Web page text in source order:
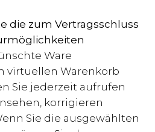
die zum Vertragsschluss
Ware
virtuellen Warenkorb
Sie jederzeit aufrufen
korrigieren
Sie die ausgewählten